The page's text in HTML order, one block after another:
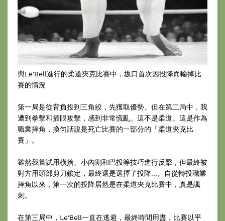
與Le'Bell進行的柔道夾克比賽中，坂口首次因投降而輸掉比
賽的情況
第一局是從背負投到三角絞，先獲取優勢。但在第二局中，我
遭到拳擊和插眼攻擊，感到非常慌亂。這不是柔道。這是作為
職業摔角，換句話說是死亡比賽的一部分的「柔道夾克比
賽」。
雖然我嘗試用橫捨、小內割和巴投等技巧進行反擊，但最終被
對方用頭部剪刀鎖定，最終還是選擇了投降...。自從轉投職業
摔角以來，第一次的投降居然是在柔道夾克比賽中，真是諷
刺。
在第三局中，Le'Bell一直在逃避，最終時間用盡，比賽以平